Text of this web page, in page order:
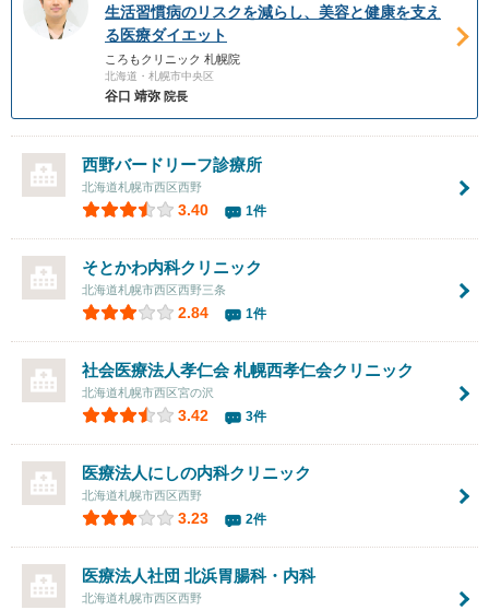
生活習慣病のリスクを減らし、美容と健康を支え
る医療ダイエット
ころもクリニック 札幌院
北海道・札幌市中央区
谷口 靖弥 院長
西野バードリーフ診療所
北海道札幌市西区西野
3.40 1件
そとかわ内科クリニック
北海道札幌市西区西野三条
2.84 1件
社会医療法人孝仁会 札幌西孝仁会クリニック
北海道札幌市西区宮の沢
3.42 3件
医療法人にしの内科クリニック
北海道札幌市西区西野
3.23 2件
医療法人社団 北浜胃腸科・内科
北海道札幌市西区西野